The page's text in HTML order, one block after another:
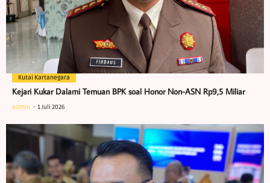
Kutai Kartanegara
Kejari Kukar Dalami Temuan BPK soal Honor Non-ASN Rp9,5 Miliar
admin 1 Juli 2026